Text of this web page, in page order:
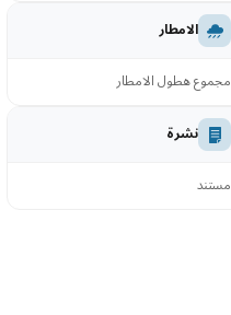
الامطار
مجموع هطول الامطار
نشرة
مستند